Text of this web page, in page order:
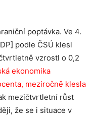
poptávka. Ve 4.
podle ČSÚ klesl
vzrostl o 0,2
ekonomika
meziročně klesla
mezičtvrtletní růst
že se i situace v